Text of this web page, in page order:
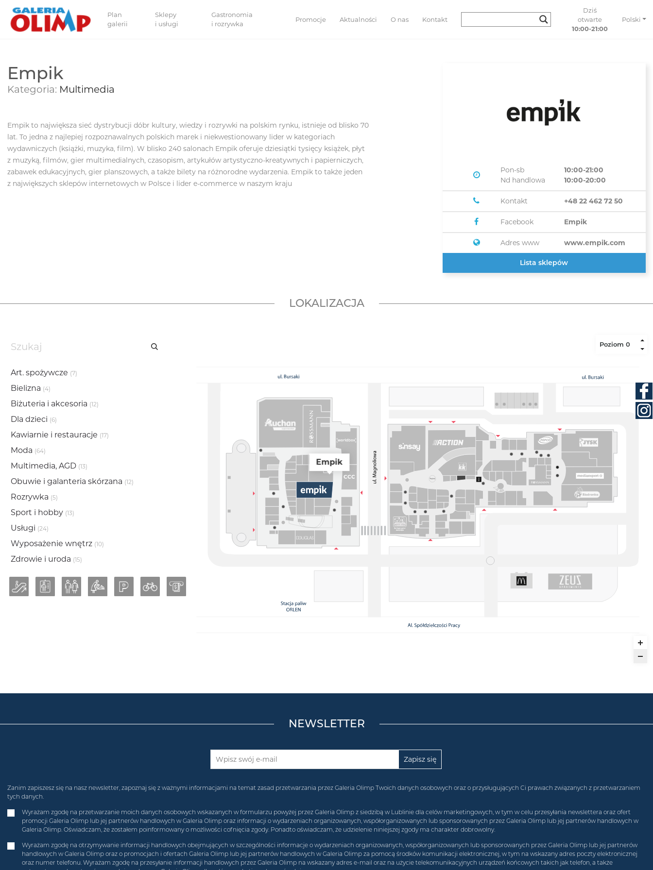
Plan
galerii
Sklepy
i usługi
Gastronomia
i rozrywka
Promocje Aktualności O nas Kontakt
Dziś
otwarte
10:00-21:00
Polski
Empik
Kategoria: Multimedia
Empik to największa sieć dystrybucji dóbr kultury, wiedzy i rozrywki na polskim rynku, istnieje od blisko 70
lat. To jedna z najlepiej rozpoznawalnych polskich marek i niekwestionowany lider w kategoriach
wydawniczych (książki, muzyka, film). W blisko 240 salonach Empik oferuje dziesiątki tysięcy książek, płyt
z muzyką, filmów, gier multimedialnych, czasopism, artykułów artystyczno-kreatywnych i papierniczych,
zabawek edukacyjnych, gier planszowych, a także bilety na różnorodne wydarzenia. Empik to także jeden
z największych sklepów internetowych w Polsce i lider e-commerce w naszym kraju
Pon-sb
10:00-21:00
Nd handlowa
10:00-20:00
Kontakt +48 22 462 72 50
Facebook Empik
Adres www www.empik.com
Lista sklepów
LOKALIZACJA
Empik
Art. spożywcze (7)
Bielizna (4)
Biżuteria i akcesoria (12)
Dla dzieci (6)
Kawiarnie i restauracje (17)
Moda (64)
Multimedia, AGD (13)
Obuwie i galanteria skórzana (12)
Rozrywka (5)
Sport i hobby (13)
Usługi (24)
Wyposażenie wnętrz (10)
Zdrowie i uroda (15)
NEWSLETTER
Zanim zapiszesz się na nasz newsletter, zapoznaj się z ważnymi informacjami na temat zasad przetwarzania przez Galeria Olimp Twoich danych osobowych oraz o przysługujących Ci prawach związanych z przetwarzaniem
tych danych.
Wyrażam zgodę na przetwarzanie moich danych osobowych wskazanych w formularzu powyżej przez Galeria Olimp z siedzibą w Lublinie dla celów marketingowych, w tym w celu przesyłania newslettera oraz ofert
promocji Galeria Olimp lub jej partnerów handlowych w Galeria Olimp oraz informacji o wydarzeniach organizowanych, współorganizowanych lub sponsorowanych przez Galeria Olimp lub jej partnerów handlowych w
Galeria Olimp. Oświadczam, że zostałem poinformowany o możliwości cofnięcia zgody. Ponadto oświadczam, że udzielenie niniejszej zgody ma charakter dobrowolny.
Wyrażam zgodę na otrzymywanie informacji handlowych obejmujących w szczególności informacje o wydarzeniach organizowanych, współorganizowanych lub sponsorowanych przez Galeria Olimp lub jej partnerów
handlowych w Galeria Olimp oraz o promocjach i ofertach Galeria Olimp lub jej partnerów handlowych w Galeria Olimp za pomocą środków komunikacji elektronicznej, w tym na wskazany adres poczty elektronicznej
oraz numer telefonu. Wyrażam zgodę na przesyłanie informacji handlowych przez Galeria Olimp na wskazany adres e-mail oraz na użycie telekomunikacyjnych urządzeń końcowych takich jak telefon, a także